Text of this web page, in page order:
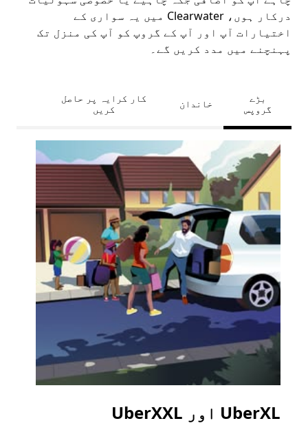
درکار ہوں، Clearwater میں یہ سواری کے
اختیارات آپ اور آپ کے گروپ کو آپ کی منزل تک
پہنچنے میں مدد کریں گے۔
بڑے
گروپس
خاندان
کار کرایہ پر حاصل
کریں
UberXL اور UberXXL